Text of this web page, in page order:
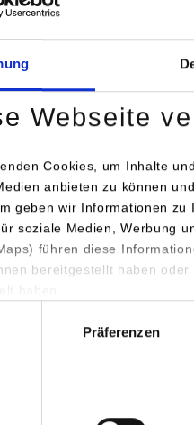
Webseite
Cookies, um Inhalte
anbieten zu können
geben wir Informationen
soziale Medien, Werbung
führen diese
bereitgestellt haben
Präferenzen
Bitte bewerben Sie sich
https://www.ritter-sport.com/
Bitte bewerben Sie sich nur